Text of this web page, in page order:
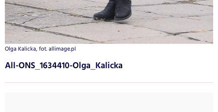
Olga Kalicka, fot. allimage.pl
All-ONS_1634410-Olga_Kalicka